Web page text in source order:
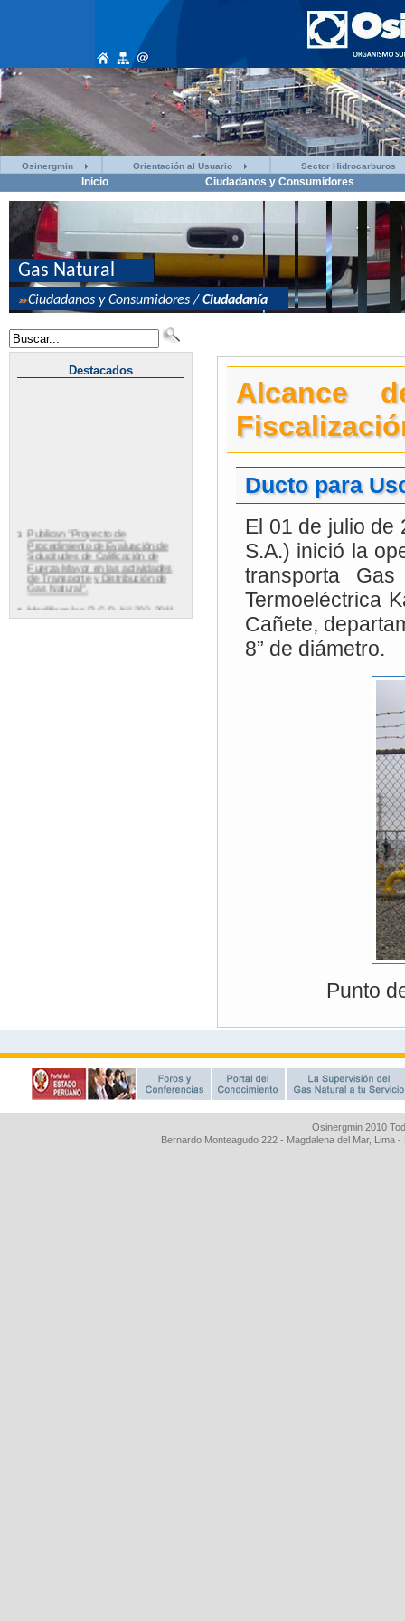
Osinergmin Orientación al Usuario Sector Hidrocarburos
Inicio Ciudadanos y Consumidores
Osinergmin 2010
Bernardo Monteagudo 222 - Magdalena del Mar, Lima